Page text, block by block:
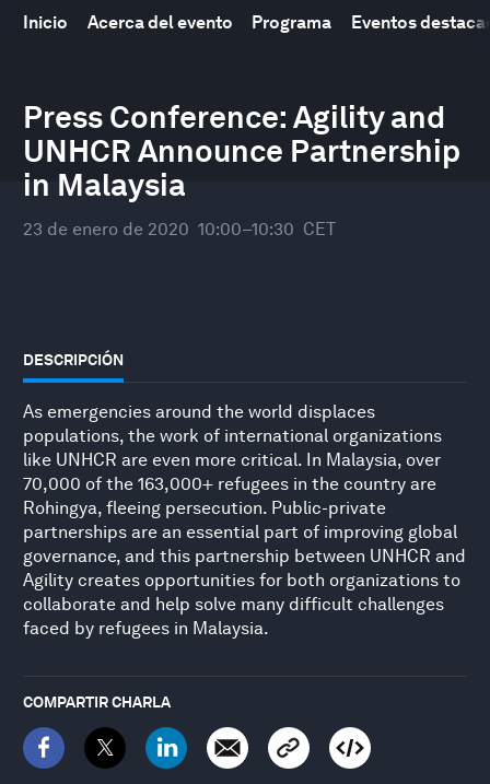
Inicio Acerca del evento Programa Eventos
Press Conference: Agility and
UNHCR Announce Partnership
in Malaysia
23 de enero de 2020 10:00–10:30 CET
DESCRIPCIÓN
As emergencies around the world displaces
populations, the work of international organizations
like UNHCR are even more critical. In Malaysia, over
70,000 of the 163,000+ refugees in the country are
Rohingya, fleeing persecution. Public-private
partnerships are an essential part of improving global
governance, and this partnership between UNHCR and
Agility creates opportunities for both organizations to
collaborate and help solve many difficult challenges
faced by refugees in Malaysia.
COMPARTIR CHARLA